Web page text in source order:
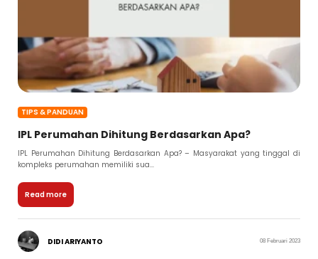
TIPS & PANDUAN
IPL Perumahan Dihitung Berdasarkan Apa?
IPL Perumahan Dihitung Berdasarkan Apa? – Masyarakat yang tinggal di
kompleks perumahan memiliki sua...
Read more
DIDI ARIYANTO 08 Februari 2023